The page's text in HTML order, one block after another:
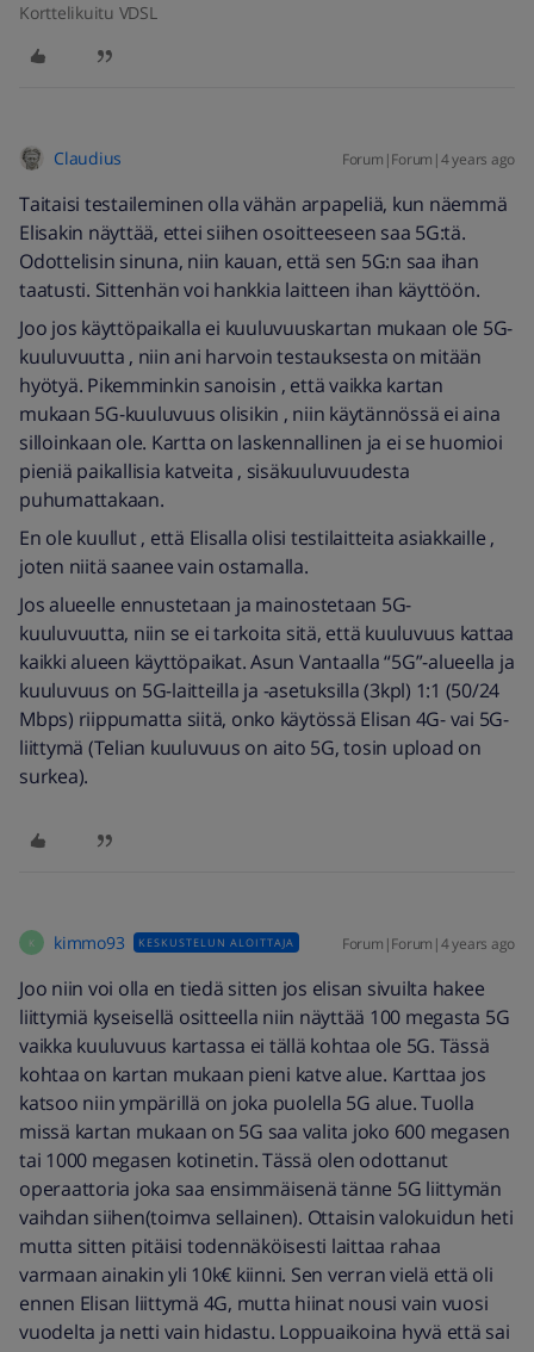
Korttelikuitu VDSL
Claudius Forum|Forum|4 years ago
Taitaisi testaileminen olla vähän arpapeliä, kun näemmä
Elisakin näyttää, ettei siihen osoitteeseen saa 5G:tä.
Odottelisin sinuna, niin kauan, että sen 5G:n saa ihan
taatusti. Sittenhän voi hankkia laitteen ihan käyttöön.
Joo jos käyttöpaikalla ei kuuluvuuskartan mukaan ole 5G-
kuuluvuutta , niin ani harvoin testauksesta on mitään
hyötyä. Pikemminkin sanoisin , että vaikka kartan
mukaan 5G-kuuluvuus olisikin , niin käytännössä ei aina
silloinkaan ole. Kartta on laskennallinen ja ei se huomioi
pieniä paikallisia katveita , sisäkuuluvuudesta
puhumattakaan.
En ole kuullut , että Elisalla olisi testilaitteita asiakkaille ,
joten niitä saanee vain ostamalla.
Jos alueelle ennustetaan ja mainostetaan 5G-
kuuluvuutta, niin se ei tarkoita sitä, että kuuluvuus kattaa
kaikki alueen käyttöpaikat. Asun Vantaalla “5G”-alueella ja
kuuluvuus on 5G-laitteilla ja -asetuksilla (3kpl) 1:1 (50/24
Mbps) riippumatta siitä, onko käytössä Elisan 4G- vai 5G-
liittymä (Telian kuuluvuus on aito 5G, tosin upload on
surkea).
K kimmo93 KESKUSTELUN ALOITTAJA Forum|Forum|4 years ago
Joo niin voi olla en tiedä sitten jos elisan sivuilta hakee
liittymiä kyseisellä ositteella niin näyttää 100 megasta 5G
vaikka kuuluvuus kartassa ei tällä kohtaa ole 5G. Tässä
kohtaa on kartan mukaan pieni katve alue. Karttaa jos
katsoo niin ympärillä on joka puolella 5G alue. Tuolla
missä kartan mukaan on 5G saa valita joko 600 megasen
tai 1000 megasen kotinetin. Tässä olen odottanut
operaattoria joka saa ensimmäisenä tänne 5G liittymän
vaihdan siihen(toimva sellainen). Ottaisin valokuidun heti
mutta sitten pitäisi todennäköisesti laittaa rahaa
varmaan ainakin yli 10k€ kiinni. Sen verran vielä että oli
ennen Elisan liittymä 4G, mutta hiinat nousi vain vuosi
vuodelta ja netti vain hidastu. Loppuaikoina hyvä että sai